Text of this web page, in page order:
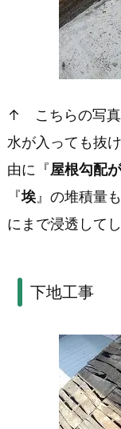
1.
1.
セ
メ
ン
ト
瓦
の
状
2.
下
地
↑ こちらの写真
水が入っても抜
由に『屋根勾配
『埃 』の堆積量
にまで浸透して
下地工事